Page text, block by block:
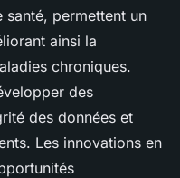
permettent un
ainsi la
chroniques.
des
des données et
Les innovations en